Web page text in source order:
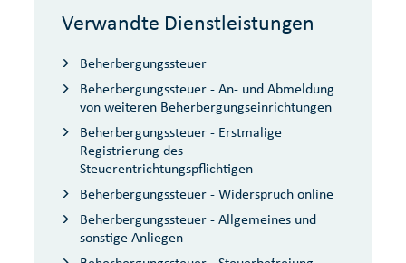
Verwandte Dienstleistungen
Beherbergungssteuer
Beherbergungssteuer - An- und Abmeldung
von weiteren Beherbergungseinrichtungen
Beherbergungssteuer - Erstmalige
Registrierung des
Steuerentrichtungspflichtigen
Beherbergungssteuer - Widerspruch online
Beherbergungssteuer - Allgemeines und
sonstige Anliegen